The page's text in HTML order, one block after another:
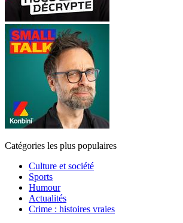
Catégories les plus populaires
Culture et société
Sports
Humour
Actualités
Crime : histoires vraies